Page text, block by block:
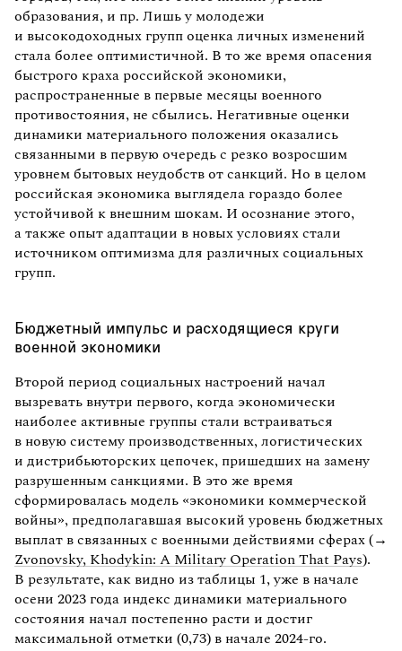
образования, и пр. Лишь у молодежи
и высокодоходных групп оценка личных изменений
стала более оптимистичной. В то же время опасения
быстрого краха российской экономики,
распространенные в первые месяцы военного
противостояния, не сбылись. Негативные оценки
динамики материального положения оказались
связанными в первую очередь с резко возросшим
уровнем бытовых неудобств от санкций. Но в целом
российская экономика выглядела гораздо более
устойчивой к внешним шокам. И осознание этого,
а также опыт адаптации в новых условиях стали
источником оптимизма для различных социальных
групп.
Бюджетный импульс и расходящиеся круги
военной экономики
Второй период социальных настроений начал
вызревать внутри первого, когда экономически
наиболее активные группы стали встраиваться
в новую систему производственных, логистических
и дистрибьюторских цепочек, пришедших на замену
разрушенным санкциями. В это же время
сформировалась модель «экономики коммерческой
войны», предполагавшая высокий уровень бюджетных
выплат в связанных с военными действиями сферах (→
Zvonovsky, Khodykin: A Military Operation That Pays).
В результате, как видно из таблицы 1, уже в начале
осени 2023 года индекс динамики материального
состояния начал постепенно расти и достиг
максимальной отметки (0,73) в начале 2024-го.